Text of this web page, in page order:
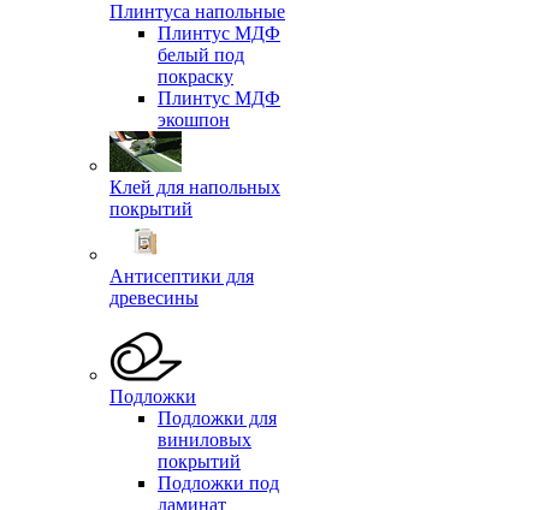
Плинтуса напольные
Плинтус МДФ
белый под
покраску
Плинтус МДФ
экошпон
Клей для напольных
покрытий
Антисептики для
древесины
Подложки
Подложки для
виниловых
покрытий
Подложки под
ламинат